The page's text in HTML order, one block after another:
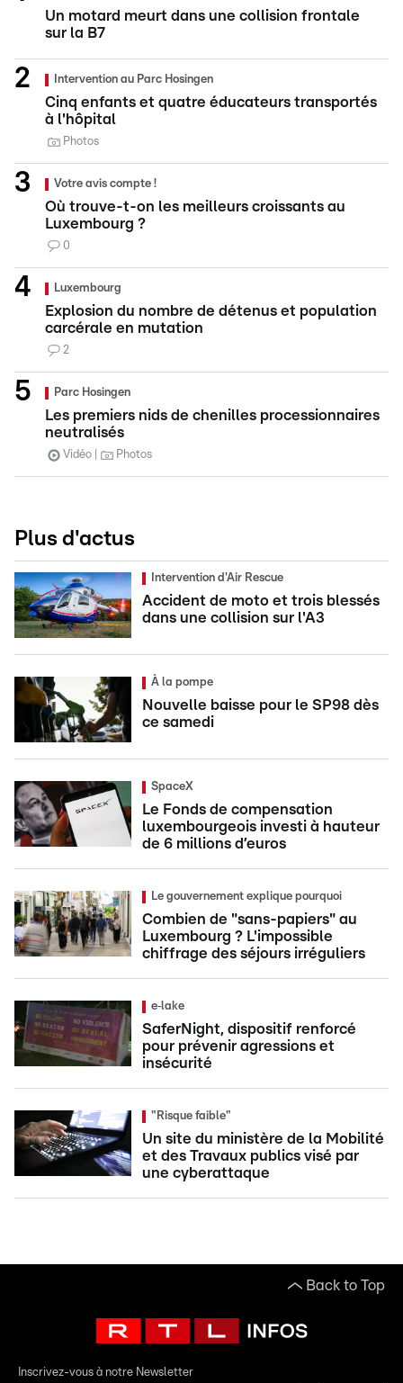
Un motard meurt dans une collision frontale
sur la B7
Intervention au Parc Hosingen
Cinq enfants et quatre éducateurs transportés
à l'hôpital
Photos
Votre avis compte !
Où trouve-t-on les meilleurs croissants au
Luxembourg ?
0
Luxembourg
Explosion du nombre de détenus et population
carcérale en mutation
2
Parc Hosingen
Les premiers nids de chenilles processionnaires
neutralisés
Vidéo Photos
Plus d'actus
Intervention d'Air Rescue
Accident de moto et trois blessés
dans une collision sur l'A3
À la pompe
Nouvelle baisse pour le SP98 dès
ce samedi
SpaceX
Le Fonds de compensation
luxembourgeois investi à hauteur
de 6 millions d’euros
Le gouvernement explique pourquoi
Combien de "sans-papiers" au
Luxembourg ? L'impossible
chiffrage des séjours irréguliers
e‑lake
SaferNight, dispositif renforcé
pour prévenir agressions et
insécurité
"Risque faible"
Un site du ministère de la Mobilité
et des Travaux publics visé par
une cyberattaque
Back to Top
Inscrivez-vous à notre Newsletter